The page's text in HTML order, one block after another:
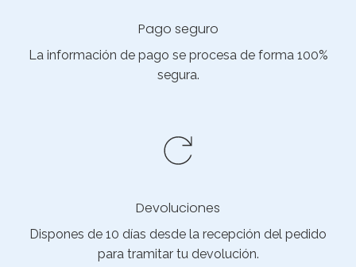
Pago seguro
La información de pago se procesa de forma 100%
segura.
Devoluciones
Dispones de 10 días desde la recepción del pedido
para tramitar tu devolución.